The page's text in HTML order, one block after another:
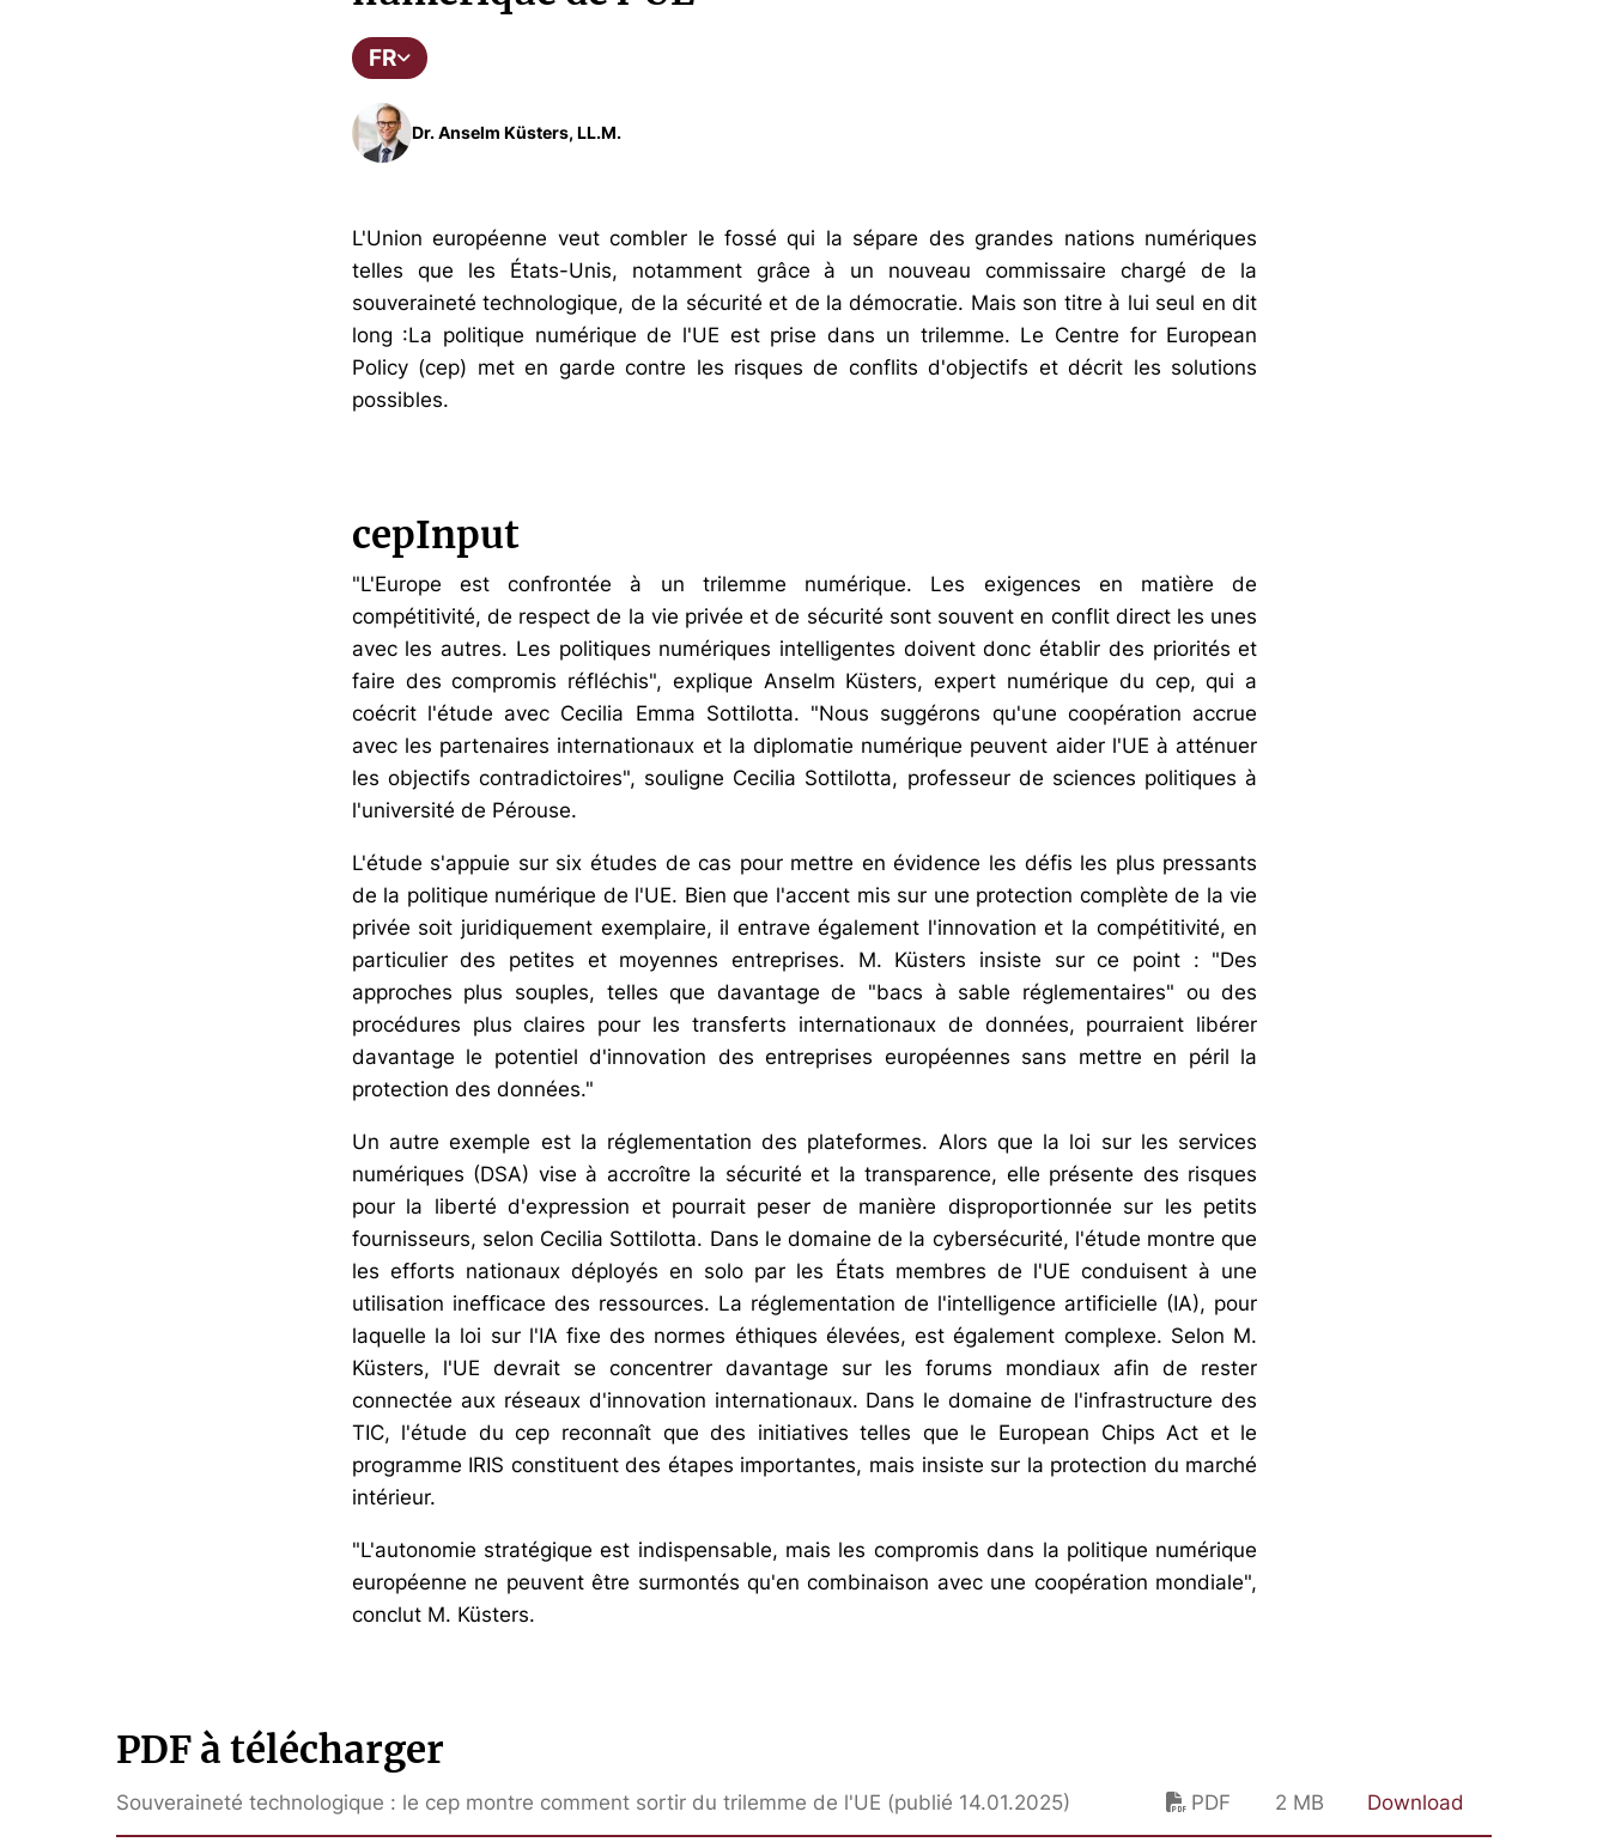
FR
Dr. Anselm Küsters, LL.M.
L'Union européenne veut combler le fossé qui la sépare des grandes nations numériques
telles que les États-Unis, notamment grâce à un nouveau commissaire chargé de la
souveraineté technologique, de la sécurité et de la démocratie. Mais son titre à lui seul en dit
long :La politique numérique de l'UE est prise dans un trilemme. Le Centre for European
Policy (cep) met en garde contre les risques de conflits d'objectifs et décrit les solutions
possibles.
cepInput
"L'Europe est confrontée à un trilemme numérique. Les exigences en matière de
compétitivité, de respect de la vie privée et de sécurité sont souvent en conflit direct les unes
avec les autres. Les politiques numériques intelligentes doivent donc établir des priorités et
faire des compromis réfléchis", explique Anselm Küsters, expert numérique du cep, qui a
coécrit l'étude avec Cecilia Emma Sottilotta. "Nous suggérons qu'une coopération accrue
avec les partenaires internationaux et la diplomatie numérique peuvent aider l'UE à atténuer
les objectifs contradictoires", souligne Cecilia Sottilotta, professeur de sciences politiques à
l'université de Pérouse.
L'étude s'appuie sur six études de cas pour mettre en évidence les défis les plus pressants
de la politique numérique de l'UE. Bien que l'accent mis sur une protection complète de la vie
privée soit juridiquement exemplaire, il entrave également l'innovation et la compétitivité, en
particulier des petites et moyennes entreprises. M. Küsters insiste sur ce point : "Des
approches plus souples, telles que davantage de "bacs à sable réglementaires" ou des
procédures plus claires pour les transferts internationaux de données, pourraient libérer
davantage le potentiel d'innovation des entreprises européennes sans mettre en péril la
protection des données."
Un autre exemple est la réglementation des plateformes. Alors que la loi sur les services
numériques (DSA) vise à accroître la sécurité et la transparence, elle présente des risques
pour la liberté d'expression et pourrait peser de manière disproportionnée sur les petits
fournisseurs, selon Cecilia Sottilotta. Dans le domaine de la cybersécurité, l'étude montre que
les efforts nationaux déployés en solo par les États membres de l'UE conduisent à une
utilisation inefficace des ressources. La réglementation de l'intelligence artificielle (IA), pour
laquelle la loi sur l'IA fixe des normes éthiques élevées, est également complexe. Selon M.
Küsters, l'UE devrait se concentrer davantage sur les forums mondiaux afin de rester
connectée aux réseaux d'innovation internationaux. Dans le domaine de l'infrastructure des
TIC, l'étude du cep reconnaît que des initiatives telles que le European Chips Act et le
programme IRIS constituent des étapes importantes, mais insiste sur la protection du marché
intérieur.
"L'autonomie stratégique est indispensable, mais les compromis dans la politique numérique
européenne ne peuvent être surmontés qu'en combinaison avec une coopération mondiale",
conclut M. Küsters.
PDF à télécharger
Souveraineté technologique : le cep montre comment sortir du trilemme de l'UE (publié 14.01.2025) PDF 2 MB Download